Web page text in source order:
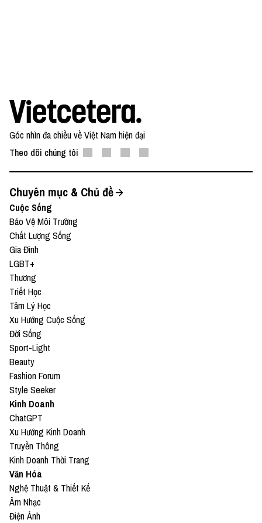
Góc nhìn đa chiều về Việt Nam hiện đại
Theo dõi chúng tôi
Chuyên mục & Chủ đề
Cuộc Sống
Bảo Vệ Môi Trường
Chất Lượng Sống
Gia Đình
LGBT+
Thương
Triết Học
Tâm Lý Học
Xu Hướng Cuộc Sống
Đời Sống
Sport-Light
Beauty
Fashion Forum
Style Seeker
Kinh Doanh
ChatGPT
Xu Hướng Kinh Doanh
Truyền Thông
Kinh Doanh Thời Trang
Văn Hóa
Nghệ Thuật & Thiết Kế
Âm Nhạc
Điện Ảnh